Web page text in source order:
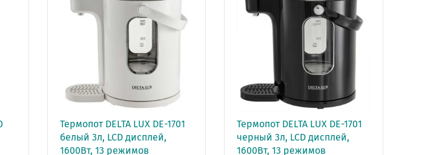
Термопот DЕLTA LUX DE-1701
белый 3л, LCD дисплей,
1600Вт, 13 режимов
Термопот DЕLTA LUX DE-1701
черный 3л, LCD дисплей,
1600Вт, 13 режимов